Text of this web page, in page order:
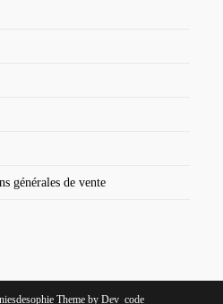
générales de vente
Theme by Dev_code